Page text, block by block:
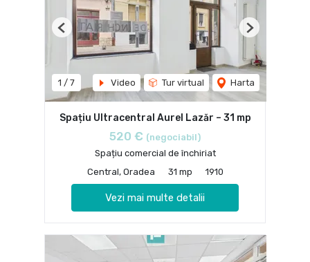
1 / 7 Video Tur virtual Harta
Previous Next
Spațiu Ultracentral Aurel Lazăr – 31 mp
520 € (negociabil)
Spațiu comercial de închiriat
Central, Oradea
31 mp 1910
Vezi mai multe detalii